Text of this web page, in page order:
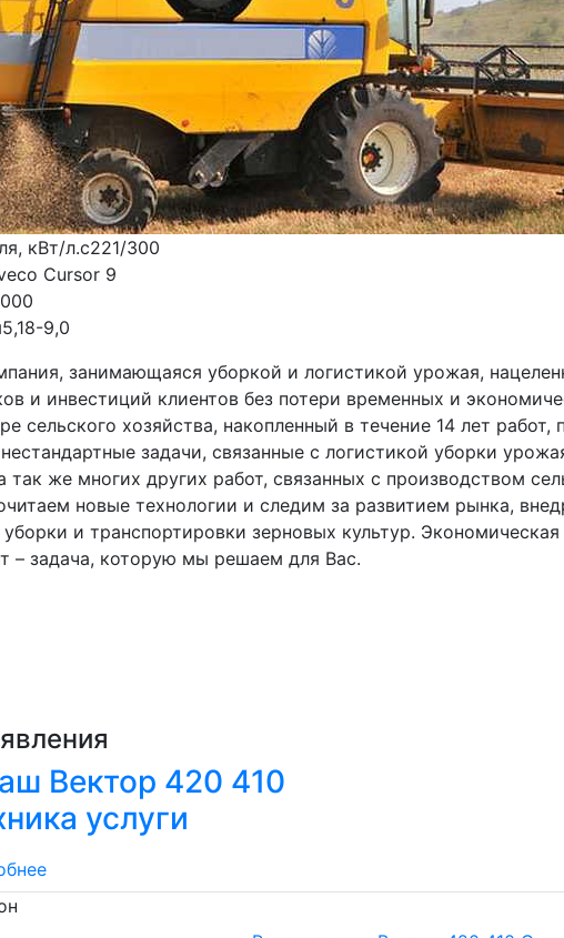
кВт/л.с221/300
Cursor 9
9,0
занимающаяся уборкой и логистикой урожая,
и инвестиций клиентов без потери временных и
сельского хозяйства, накопленный в течение 14 лет работ,
задачи, связанные с логистикой уборки
так же многих других работ, связанных с производством
новые технологии и следим за развитием рынка,
и транспортировки зерновых культур.
– задача, которую мы решаем для Вас.
Вектор 420 410
услуги